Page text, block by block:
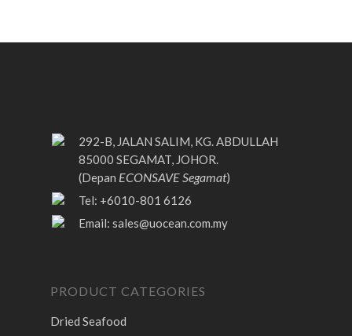
292-B, JALAN SALIM, KG. ABDULLAH
85000 SEGAMAT, JOHOR.
(Depan ECONSAVE Segamat)
Tel: +6010-801 6126
Email: sales@uocean.com.my
PRODUCT CATEGORIES
Dried Seafood